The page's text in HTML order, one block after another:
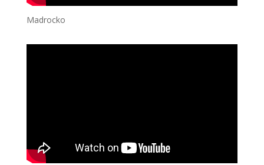
Madrocko